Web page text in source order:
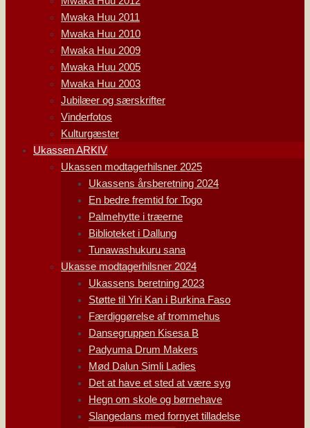
Mwaka Huu 2011
Mwaka Huu 2010
Mwaka Huu 2009
Mwaka Huu 2005
Mwaka Huu 2003
Jubilæer og særskrifter
Vinderfotos
Kulturgæster
Ukassen ARKIV
Ukassen modtagerhilsner 2025
Ukassens årsberetning 2024
En bedre fremtid for Togo
Palmehytte i træerne
Biblioteket i Dallung
Tunawashukuru sana
Ukasse modtagerhilsner 2024
Ukassens beretning 2023
Støtte til Yiri Kan i Burkina Faso
Færdiggørelse af trommehus
Dansegruppen Kisesa B
Padyuma Drum Makers
Mød Dalun Simli Ladies
Det at have et sted at være syg
Hegn om skole og børnehave
Slangedans med fornyet tilladelse